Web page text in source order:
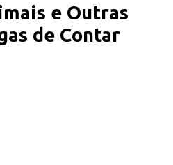
e Outras
de Contar